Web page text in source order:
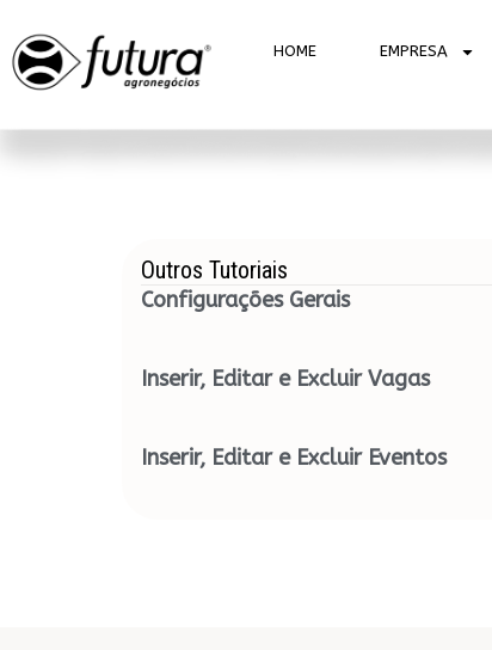
HOME EMPRESA
Outros Tutoriais
Configurações Gerais
Inserir, Editar e Excluir Vagas
Inserir, Editar e Excluir Eventos